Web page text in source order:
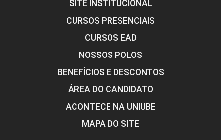
SITE INSTITUCIONAL
CURSOS PRESENCIAIS
CURSOS EAD
NOSSOS POLOS
BENEFÍCIOS E DESCONTOS
ÁREA DO CANDIDATO
ACONTECE NA UNIUBE
MAPA DO SITE